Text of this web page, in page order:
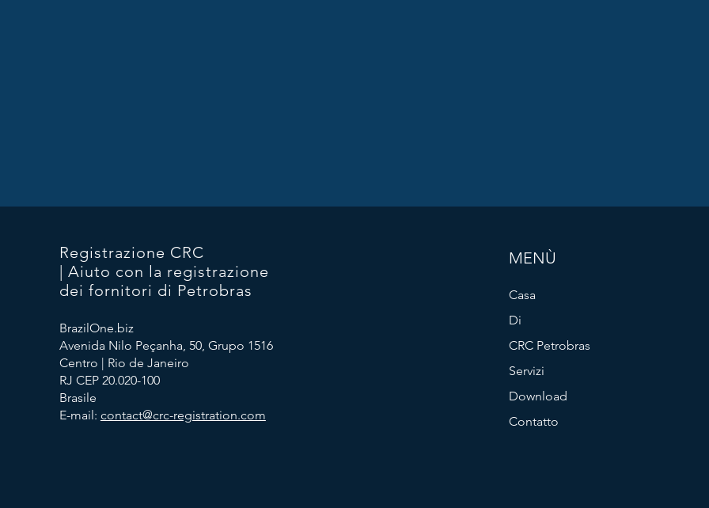
Registrazione CRC
| Aiuto con la registrazione
dei fornitori di Petrobras
BrazilOne.biz
Avenida Nilo Peçanha, 50, Grupo 1516
Centro | Rio de Janeiro
RJ CEP 20.020-100
Brasile
E-mail: contact@crc-registration.com
MENÙ
Casa
Di
CRC Petrobras
Servizi
Download
Contatto